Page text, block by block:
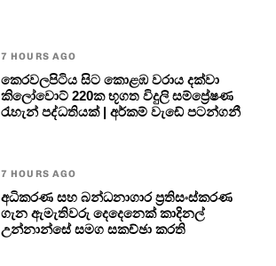
7 HOURS AGO
කෙරවලපිටිය සිට කොළඹ වරාය දක්වා
කිලෝවොට් 220ක භූගත විදුලි සම්ප්‍රේෂණ
රැහැන් පද්ධතියක් | අර්කම් වැඩේ පටන්ගනී
7 HOURS AGO
අධිකරණ සහ බන්ධනාගාර ප්‍රතිසංස්කරණ
ගැන ඇමැතිවරු දෙදෙනෙක් කාදිනල්
උන්නාන්සේ සමග සකච්ඡා කරති